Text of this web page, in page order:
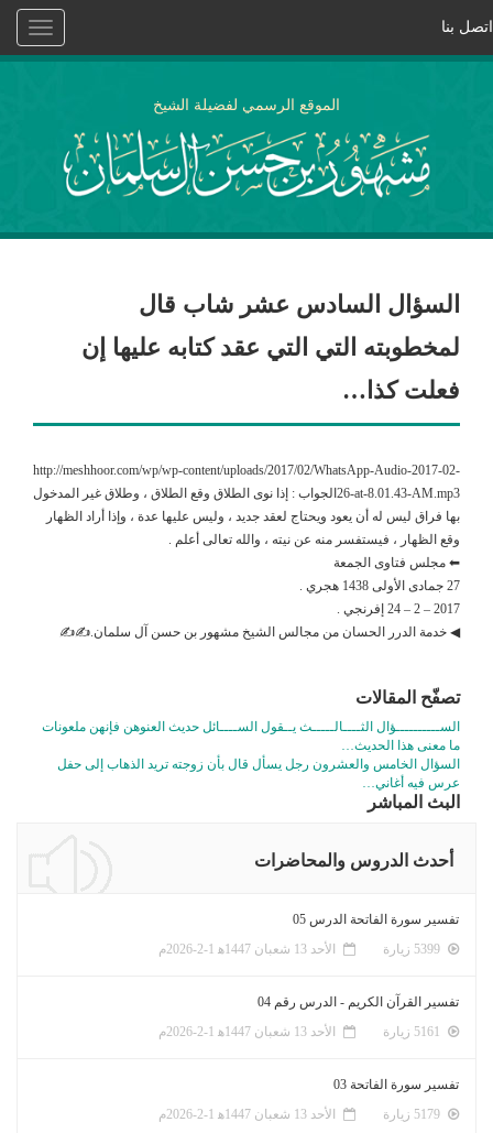
Toggle
اتصل بنا
الموقع الرسمي لفضيلة الشيخ
السؤال السادس عشر شاب قال
لمخطوبته التي التي عقد كتابه عليها إن
فعلت كذا…
http://meshhoor.com/wp/wp-content/uploads/2017/02/WhatsApp-Audio-2017-02-
26-at-8.01.43-AM.mp3الجواب : إذا نوى الطلاق وقع الطلاق ، وطلاق غير المدخول
بها فراق ليس له أن يعود ويحتاج لعقد جديد ، وليس عليها عدة ، وإذا أراد الظهار
وقع الظهار ، فيستفسر منه عن نيته ، والله تعالى أعلم .
⬅ مجلس فتاوى الجمعة
27 جمادى الأولى 1438 هجري .
2017 – 2 – 24 إفرنجي .
◀ خدمة الدرر الحسان من مجالس الشيخ مشهور بن حسن آل سلمان.✍✍
تصفّح المقالات
الســــــــــؤال الثــــالـــــث يــقول الســــائل حديث العنوهن فإنهن ملعونات
ما معنى هذا الحديث…
السؤال الخامس والعشرون رجل يسأل قال بأن زوجته تريد الذهاب إلى حفل
عرس فيه أغاني…
البث المباشر
أحدث الدروس والمحاضرات
تفسير سورة الفاتحة الدرس 05
الأحد 13 شعبان 1447ﻫ 1-2-2026م
تفسير القرآن الكريم - الدرس رقم 04
الأحد 13 شعبان 1447ﻫ 1-2-2026م
تفسير سورة الفاتحة 03
الأحد 13 شعبان 1447ﻫ 1-2-2026م